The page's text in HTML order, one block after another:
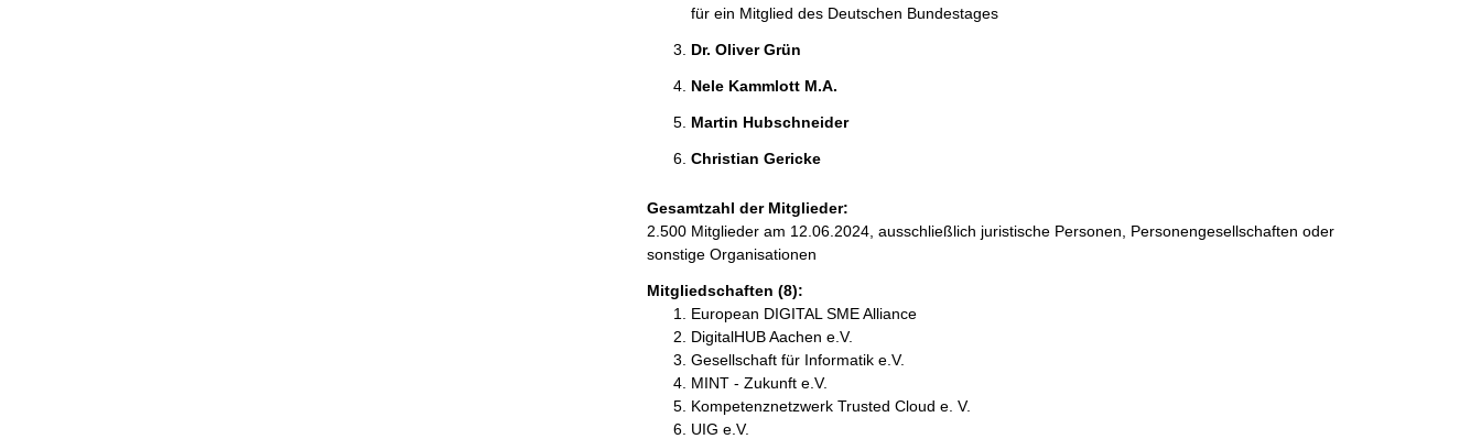
für ein Mitglied des Deutschen Bundestages
Dr. Oliver Grün
Nele Kammlott M.A.
Martin Hubschneider
Christian Gericke
Gesamtzahl der Mitglieder:
2.500 Mitglieder am 12.06.2024, ausschließlich juristische Personen, Personengesellschaften oder
sonstige Organisationen
Mitgliedschaften (8):
European DIGITAL SME Alliance
DigitalHUB Aachen e.V.
Gesellschaft für Informatik e.V.
MINT - Zukunft e.V.
Kompetenznetzwerk Trusted Cloud e. V.
UIG e.V.